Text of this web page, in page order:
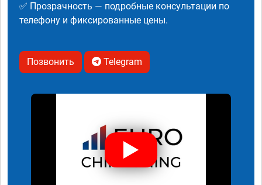
✅ Прозрачность — подробные консультации по
телефону и фиксированные цены.
Позвонить Telegram